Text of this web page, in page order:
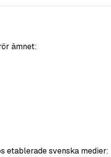
ämnet:
etablerade svenska medier: